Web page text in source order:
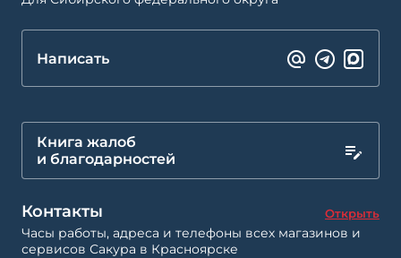
Написать
Книга жалоб
и благодарностей
Контакты Открыть
Часы работы, адреса и телефоны всех магазинов и
сервисов Сакура в Красноярске